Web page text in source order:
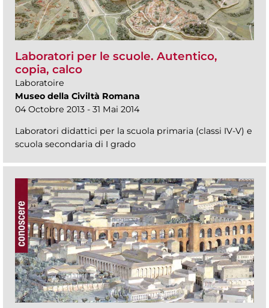
Laboratori per le scuole. Autentico,
copia, calco
Laboratoire
Museo della Civiltà Romana
04 Octobre 2013 - 31 Mai 2014
Laboratori didattici per la scuola primaria (classi IV-V) e
scuola secondaria di I grado